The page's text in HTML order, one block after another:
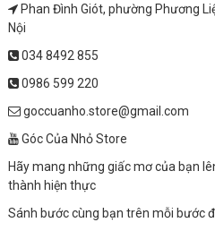
Phan Đình Giót, phường Phương
Nội
034 8492 855
0986 599 220
goccuanho.store@gmail.com
Góc Của Nhỏ Store
Hãy mang những giấc mơ của bạn
thành hiện thực
Sánh bước cùng bạn trên mỗi bước